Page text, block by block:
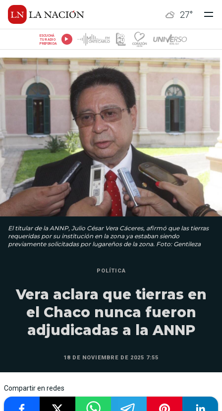
27°
ESCUCHÁ
TU RADIO
PREFERIDA
El titular de la ANNP, Julio César Vera Cáceres, afirmó que las tierras
requeridas por su institución en la zona ya estaban siendo
previamente solicitadas por lugareños de la zona. Foto: Gentileza
POLÍTICA
Vera aclara que tierras en
el Chaco nunca fueron
adjudicadas a la ANNP
18 DE NOVIEMBRE DE 2025 7:55
Compartir en redes